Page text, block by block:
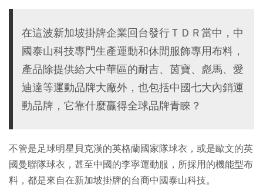
在這波新加坡掛牌企業回台發行ＴＤＲ當中，中
國泰山科技專門生產運動和休閒服飾專用布料，
產品除提供給大中華區的耐吉、茵寶、彪馬、愛
迪達等運動品牌大廠外，也包括中國七大內銷運
動品牌，它靠什麼贏得全球品牌青睞？
不管是足球明星貝克漢的英格蘭國家隊球衣，或是歐文的英
國曼聯隊球衣，甚至中國的李寧運動服，所採用的機能型布
料，都是來自在新加坡掛牌的台商中國泰山科技。